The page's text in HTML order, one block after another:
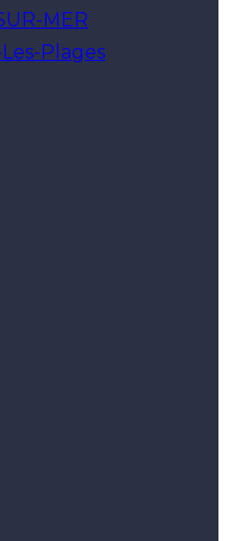
MER
Plages